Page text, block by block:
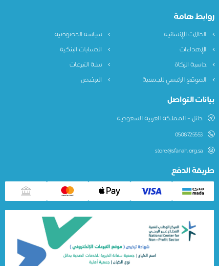
روابط هامة
الحالات الإنسانية
سياسة الخصوصية
الإهداءات
الحسابات البنكية
حاسبة الزكاة
سلة التبرعات
الموقع الرئيسي للجمعية
الترخيص
بيانات التواصل
حائل – المملكة العربية السعودية
0508725553
store@sfanah.org.sa
طريقة الدفع